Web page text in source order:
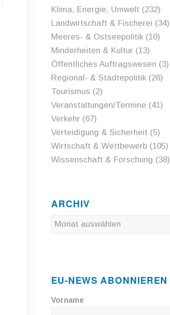
Klima, Energie, Umwelt (232)
Landwirtschaft & Fischerei (34)
Meeres- & Ostseepolitik(10)
Minderheiten & Kultur(13)
Öffentliches Auftragswesen (3)
Regional- & Städtepolitik(26)
Tourismus (2)
Veranstaltungen/Termine (41)
Verkehr(67)
Verteidigung & Sicherheit (5)
Wirtschaft & Wettbewerb(105)
Wissenschaft & Forschung (38)
ARCHIV
EU-NEWS ABONNIEREN
Vorname